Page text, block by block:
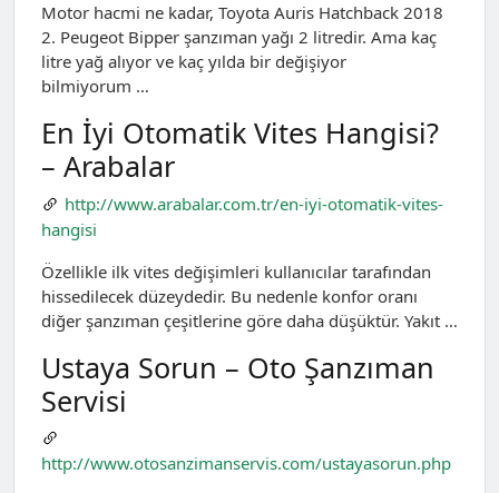
Motor hacmi ne kadar, Toyota Auris Hatchback 2018
2. Peugeot Bipper şanzıman yağı 2 litredir. Ama kaç
litre yağ alıyor ve kaç yılda bir değişiyor
bilmiyorum …
En İyi Otomatik Vites Hangisi?
– Arabalar
http://www.arabalar.com.tr/en-iyi-otomatik-vites-
hangisi
Özellikle ilk vites değişimleri kullanıcılar tarafından
hissedilecek düzeydedir. Bu nedenle konfor oranı
diğer şanzıman çeşitlerine göre daha düşüktür. Yakıt …
Ustaya Sorun – Oto Şanzıman
Servisi
http://www.otosanzimanservis.com/ustayasorun.php